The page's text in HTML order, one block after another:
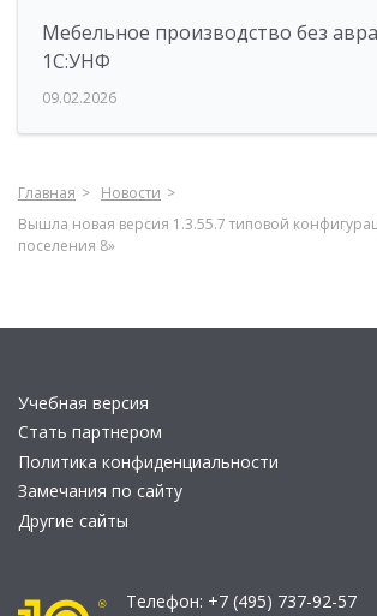
Мебельное производство без
1С:УНФ
09.02.2026
Главная
Новости
Вышла новая версия 1.3.55.7 типовой
поселения 8»
Учебная версия
Стать партнером
Политика конфиденциальности
Замечания по сайту
Другие сайты
Телефон: +7 (495) 737-92-57